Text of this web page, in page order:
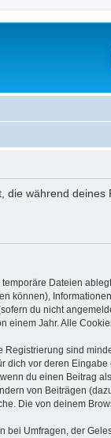
die während
Dateien
können),
du nicht
Jahr. Alle
sind
dich vor deren Eingabe
du einen Beitrag
von Beiträgen
Die von deinem
Umfragen, der